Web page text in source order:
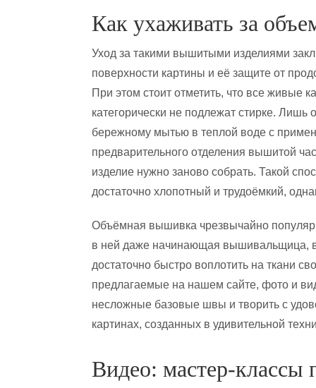
Как ухаживать за
Уход за такими вышитыми изделиями
поверхности картины и её защите от
При этом стоит отметить, что все живые
категорически не подлежат стирке.
бережному мытью в теплой воде с
предварительного отделения вышитой
изделие нужно заново собрать. Такой
достаточно хлопотный и трудоёмкий,
Объёмная вышивка чрезвычайно
в ней даже начинающая вышивальщица,
достаточно быстро воплотить на ткани
предлагаемые на нашем сайте, фото и
несложные базовые швы и творить с
картинах, созданных в удивительной
Видео: мастер-